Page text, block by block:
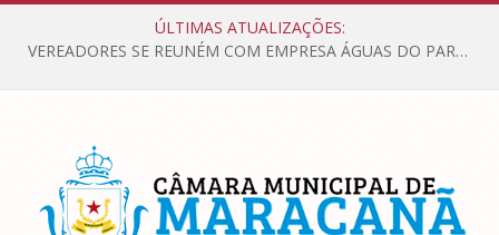
ÚLTIMAS ATUALIZAÇÕES:
VEREADORES SE REUNÉM COM EMPRESA ÁGUAS DO PARÁ, PARA APRESENTAR REIVINDICAÇÕES E MELHORIAS NA QUALIDADE DOS SERVIÇOS OFERECIDOS Á POPULAÇÃO.